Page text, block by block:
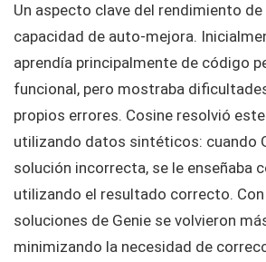
Un aspecto clave del rendimiento de
capacidad de auto-mejora.
aprendía principalmente de código
funcional, pero mostraba
propios errores. Cosine resolvió
utilizando datos sintéticos: cuando
solución incorrecta, se le enseñaba
utilizando el resultado correcto.
soluciones de Genie se volvieron
minimizando la necesidad de